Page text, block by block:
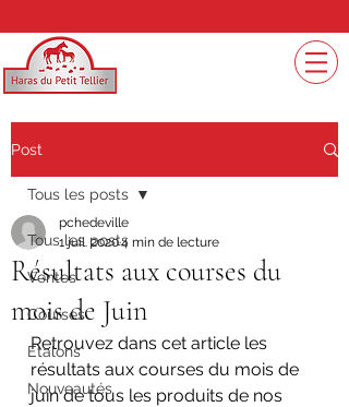
Post
Tous les posts
Ventes
Courses
Etalons
Nouveautés
Tous les posts
Résultats aux courses du
mois de Juin
pchedeville
1 juil. 20204 min de lecture
Retrouvez dans cet article les
résultats aux courses du mois de
juin de tous les produits de nos